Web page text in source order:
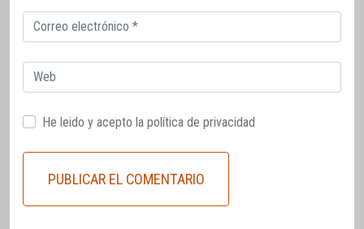
Correo
electrónico
Web
He leido y acepto la política de privacidad